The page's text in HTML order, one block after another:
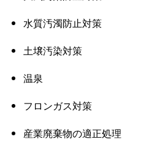
水質汚濁防止対策
土壌汚染対策
温泉
フロンガス対策
産業廃棄物の適正処理